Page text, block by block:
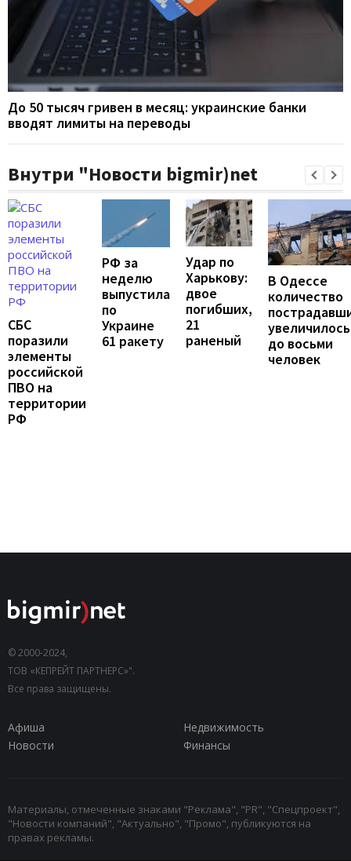
До 50 тысяч гривен в месяц: украинские банки
вводят лимиты на переводы
Внутри "Новости bigmir)net
СБС
поразили
элементы
российской
ПВО на
территории
РФ
РФ за
неделю
выпустила
по
Украине
61 ракету
Удар по
Харькову:
двое
погибших,
21
раненый
В Одессе
количество
увеличилось
до восьми
человек
© 2000-2024,
ТОВ «КЕПРЕЙТ ПАРТНЕРС»".
Все права защищены.
Афиша
Недвижимость
Новости
Финансы
Материалы, отмеченные знаками "Реклама", "PR", "Спецпроект",
"Новости компаний", "Актуально", "Промо", публикуются на
правах рекламы.